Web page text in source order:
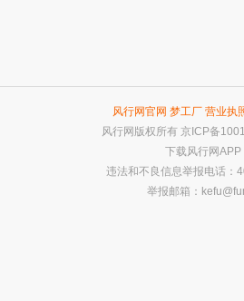
风行网官网 梦工厂 营业执
风行网版权所有 京ICP备
下载风行网APP
违法和不良信息举报电话：
举报邮箱：